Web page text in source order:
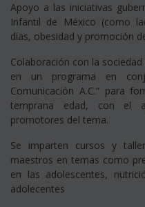
Apoyo a las iniciativas
Infantil de México (como
días, obesidad y promoción
Colaboración con la
en un programa en
Comunicación A.C.” para
temprana edad, con el
promotores del tema.
Se imparten cursos y
maestros en temas como
en las adolescentes,
adolecentes